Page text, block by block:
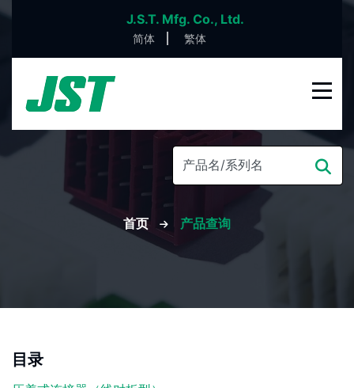
J.S.T. Mfg. Co., Ltd.
简体 繁体
首页 产品查询
目录